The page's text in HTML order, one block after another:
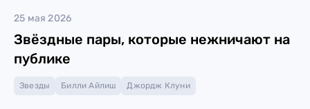
25 мая 2026
Звёздные пары, которые нежничают на
публике
Звезды Билли Айлиш Джордж Клуни